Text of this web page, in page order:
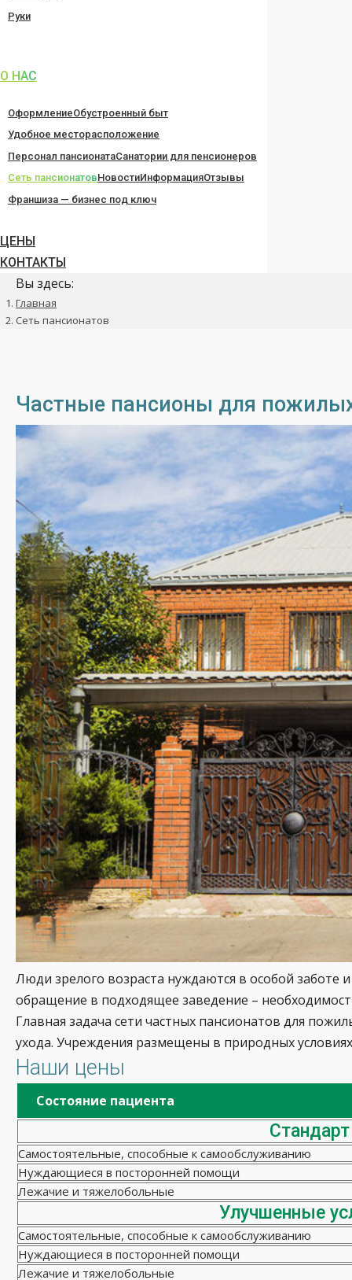
Руки
О НАС
ОформлениеОбустроенный быт
Удобное месторасположение
Персонал пансионатаСанатории для пенсионеров
Сеть пансионатовНовостиИнформацияОтзывы
Франшиза — бизнес под ключ
ЦЕНЫ
КОНТАКТЫ
Вы здесь:
Главная
Сеть пансионатов
Частные пансионы для
Люди зрелого возраста нуждаются в особой заботе
обращение в подходящее заведение –
Главная задача сети частных пансионатов для
ухода. Учреждения размещены в природных
Наши цены
Состояние пациента
Стандарт
Самостоятельные, способные к самообслуживанию
Нуждающиеся в посторонней помощи
Лежачие и тяжелобольные
Улучшенные
Самостоятельные, способные к самообслуживанию
Нуждающиеся в посторонней помощи
Лежачие и тяжелобольные